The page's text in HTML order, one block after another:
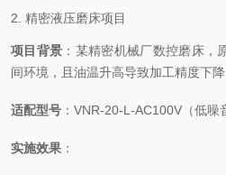
2. 精密液压磨床项目
项目背景 ：某精密机械厂数控磨床，
间环境，且油温升高导致加工精度下
适配型号 ：VNR-20-L-AC100V（低噪
实施效果 ：